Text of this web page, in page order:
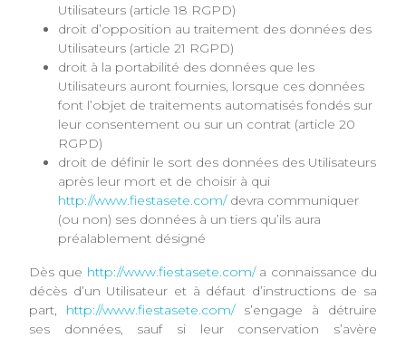
Utilisateurs (article 18 RGPD)
droit d’opposition au traitement des données des
Utilisateurs (article 21 RGPD)
droit à la portabilité des données que les
Utilisateurs auront fournies, lorsque ces données
font l’objet de traitements automatisés fondés sur
leur consentement ou sur un contrat (article 20
RGPD)
droit de définir le sort des données des Utilisateurs
après leur mort et de choisir à qui
http://www.fiestasete.com/devra communiquer
(ou non) ses données à un tiers qu’ils aura
préalablement désigné
Dès que http://www.fiestasete.com/a connaissance du
décès d’un Utilisateur et à défaut d’instructions de sa
part, http://www.fiestasete.com/s’engage à détruire
ses données, sauf si leur conservation s’avère